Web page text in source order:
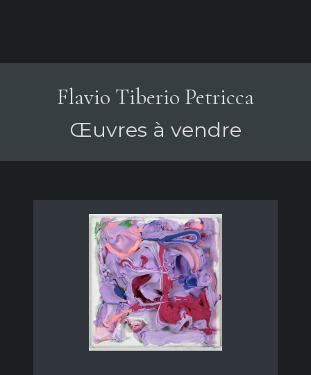
Flavio Tiberio Petricca
Œuvres à vendre